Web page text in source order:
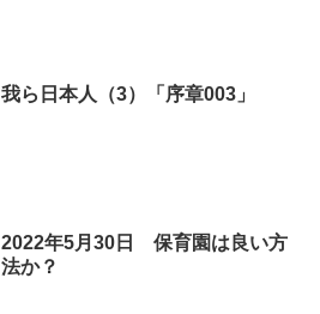
我ら日本人（3）「序章003」
2022年5月30日 保育園は良い方
法か？